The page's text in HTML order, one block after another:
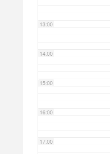
13:00
14:00
15:00
16:00
17:00